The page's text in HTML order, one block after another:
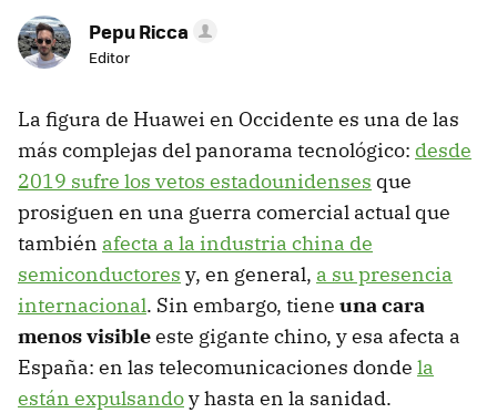
Pepu Ricca
Editor
La figura de Huawei en Occidente es una de las
más complejas del panorama tecnológico: desde
2019 sufre los vetos estadounidenses que
prosiguen en una guerra comercial actual que
también afecta a la industria china de
semiconductores y, en general, a su presencia
internacional. Sin embargo, tiene una cara
menos visibleeste gigante chino, y esa afecta a
España: en las telecomunicaciones donde la
están expulsandoy hasta en la sanidad.